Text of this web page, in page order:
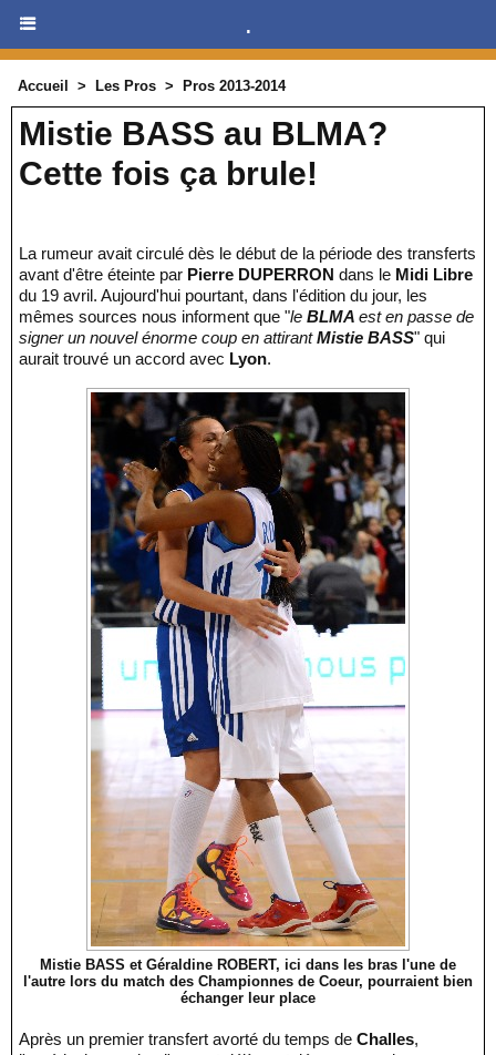
.
Accueil > Les Pros > Pros 2013-2014
Mistie BASS au BLMA?
Cette fois ça brule!
La rumeur avait circulé dès le début de la période des transferts
avant d'être éteinte par Pierre DUPERRON dans le Midi Libre
du 19 avril. Aujourd'hui pourtant, dans l'édition du jour, les
mêmes sources nous informent que "le BLMA est en passe de
signer un nouvel énorme coup en attirantMistie BASS" qui
aurait trouvé un accord avec Lyon.
Mistie BASS et Géraldine ROBERT, ici dans les bras l'une de
l'autre lors du match des Championnes de Coeur, pourraient bien
échanger leur place
Après un premier transfert avorté du temps de Challes,